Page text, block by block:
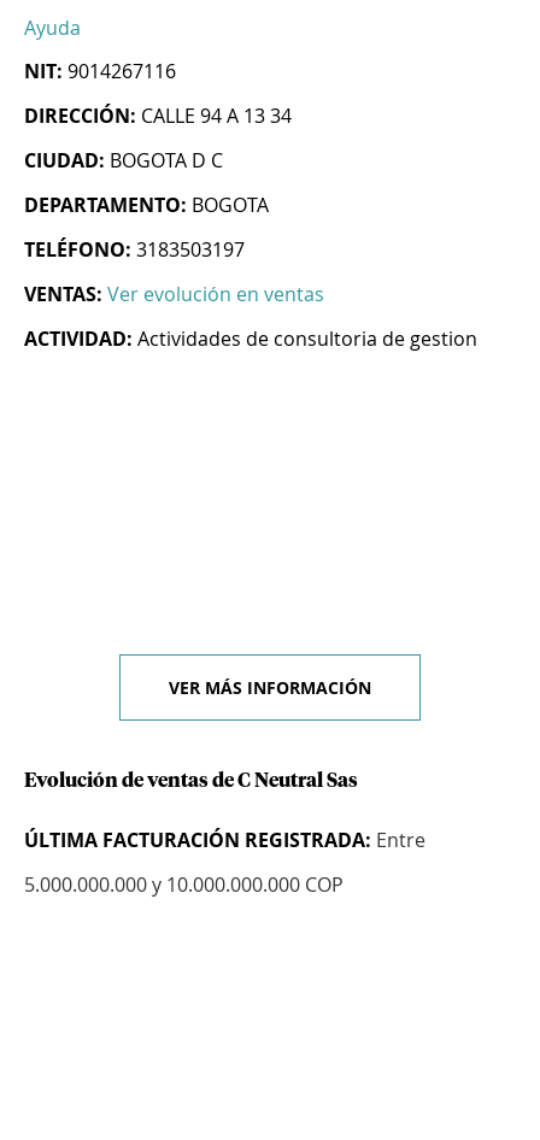
Ayuda
NIT: 9014267116
DIRECCIÓN: CALLE 94 A 13 34
CIUDAD: BOGOTA D C
DEPARTAMENTO: BOGOTA
TELÉFONO: 3183503197
VENTAS: Ver evolución en ventas
ACTIVIDAD: Actividades de consultoria de gestion
VER MÁS INFORMACIÓN
Evolución de ventas de C Neutral Sas
ÚLTIMA FACTURACIÓN REGISTRADA: Entre
5.000.000.000 y 10.000.000.000 COP